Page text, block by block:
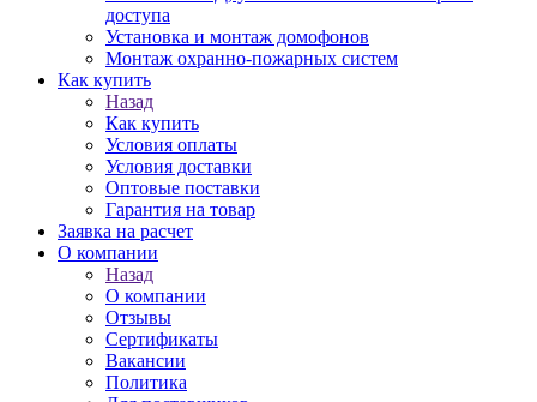
доступа
Установка и монтаж домофонов
Монтаж охранно-пожарных систем
Как купить
Назад
Как купить
Условия оплаты
Условия доставки
Оптовые поставки
Гарантия на товар
Заявка на расчет
О компании
Назад
О компании
Отзывы
Сертификаты
Вакансии
Политика